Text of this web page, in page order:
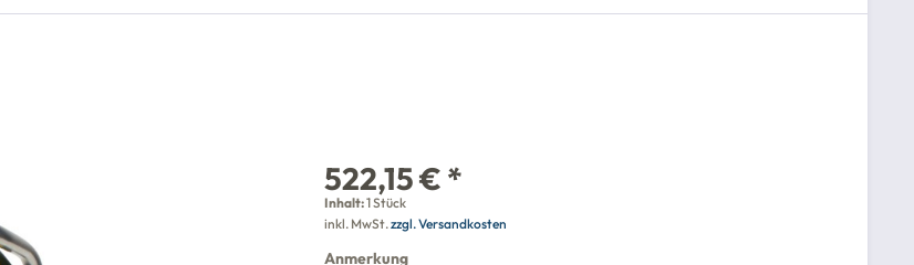
522,15 € *
Inhalt:1 Stück
inkl. MwSt.zzgl. Versandkosten
Anmerkung